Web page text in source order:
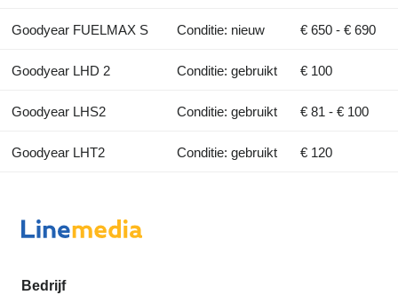
Goodyear FUELMAX S Conditie: nieuw € 650 - € 690
Goodyear LHD 2 Conditie: gebruikt € 100
Goodyear LHS2 Conditie: gebruikt € 81 - € 100
Goodyear LHT2 Conditie: gebruikt € 120
Bedrijf